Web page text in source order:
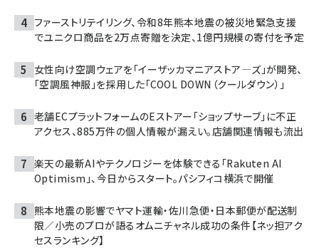
ファーストリテイリング、令和8年熊本地震の被災地緊急支援
でユニクロ商品を2万点寄贈を決定、1億円規模の寄付を予定
女性向け空調ウェアを「イーザッカマニアストア―ズ」が開発、
「空調風神服」を採用した「COOL DOWN（クールダウン）」
老舗ECプラットフォームのEストアー「ショップサーブ」に不正
アクセス、885万件の個人情報が漏えい。店舗関連情報も流出
楽天の最新AIやテクノロジーを体験できる「Rakuten AI
Optimism」、今日からスタート。パシフィコ横浜で開催
熊本地震の影響でヤマト運輸・佐川急便・日本郵便が配送制
限／小売のプロが語るオムニチャネル成功の条件【ネッ担アク
セスランキング】